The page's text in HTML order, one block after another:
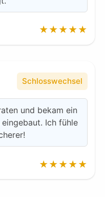
★★★★★
Schlosswechsel
und bekam ein
Ich fühle
★★★★★